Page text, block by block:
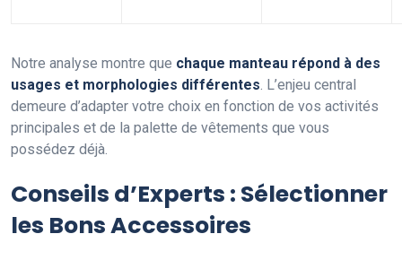
Notre analyse montre que chaque manteau répond à des
usages et morphologies différentes. L’enjeu central
demeure d’adapter votre choix en fonction de vos activités
principales et de la palette de vêtements que vous
possédez déjà.
Conseils d’Experts : Sélectionner
les Bons Accessoires